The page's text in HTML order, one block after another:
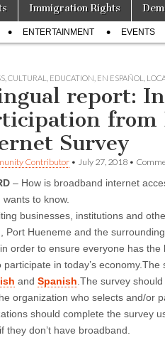
Immigration Rights
ENTERTAINMENT EVENTS
CULTURAL EDUCATION EN ESPAÑOL
report:
from
Survey
Contributor • July 27, 2018 •
– How is broadband internet
to know.
businesses, institutions and
Port Hueneme and the
order to ensure everyone has
participate in today’s economy.The
and Spanish .The survey
organization who selects and/or
should complete the survey
they don’t have broadband.